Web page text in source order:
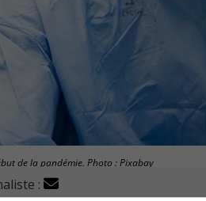
de la pandémie. Photo : Pixabay
: